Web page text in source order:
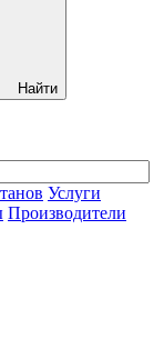
Найти
Услуги
Производители